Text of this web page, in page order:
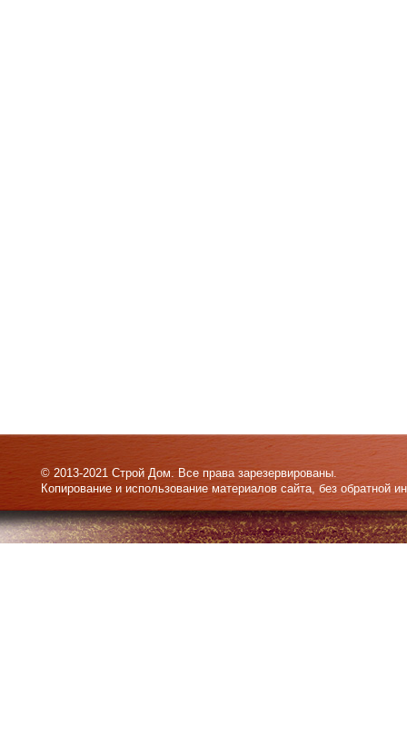
© 2013-2021 Строй Дом. Все права зарезервированы.
Копирование и использование материалов сайта, без обратной